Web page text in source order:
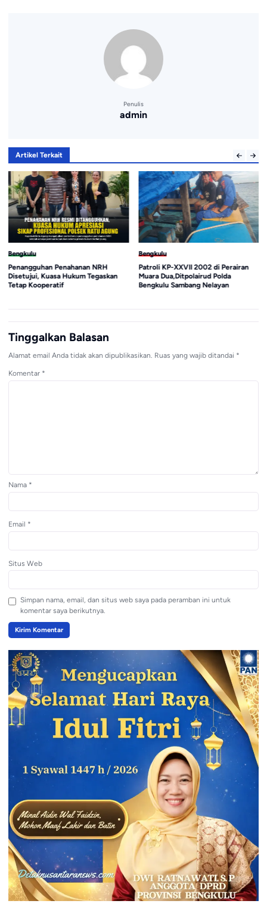
Penulis
admin
Artikel Terkait
Bengkulu
Penangguhan Penahanan NRH
Disetujui, Kuasa Hukum Tegaskan
Tetap Kooperatif
Bengkulu
Patroli KP-XXVII 2002 di Perairan
Muara Dua,Ditpolairud Polda
Bengkulu Sambang Nelayan
Tinggalkan Balasan
Alamat email Anda tidak akan dipublikasikan. Ruas yang wajib ditandai *
Komentar *
Nama *
Email *
Situs Web
Simpan nama, email, dan situs web saya pada peramban ini untuk
komentar saya berikutnya.